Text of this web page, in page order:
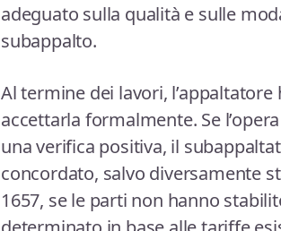
adeguato sulla qualità e sulle
subappalto.
Al termine dei lavori,
accettarla formalmente. Se
una verifica positiva, il
concordato, salvo diversamente
1657, se le parti non hanno